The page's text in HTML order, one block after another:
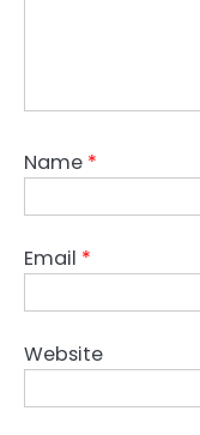
Name *
Email *
Website